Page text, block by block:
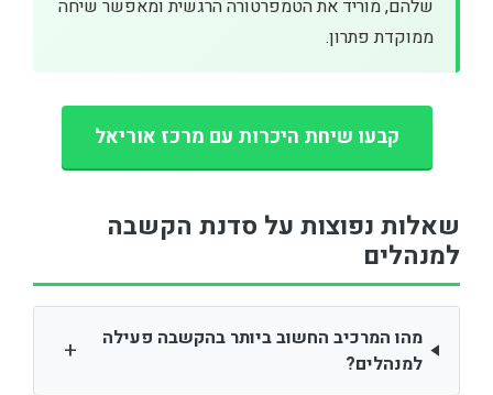
שלהם, מוריד את הטמפרטורה הרגשית ומאפשר שיחה
ממוקדת פתרון.
קבעו שיחת היכרות עם מרכז אוריאל
שאלות נפוצות על סדנת הקשבה
למנהלים
מהו המרכיב החשוב ביותר בהקשבה פעילה
למנהלים?
+